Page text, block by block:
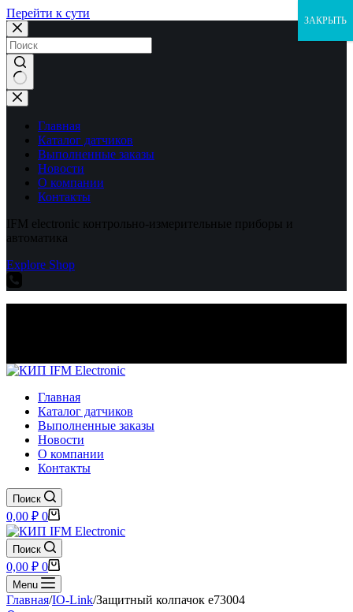
Перейти к сути
Ничего
не
найденоГлавная
Каталог датчиков
Выполненные заказы
Новости
О компании
Контакты
IFM electronic контрольно-измерительные приборы и
автоматика
Explore Shop
Главная
Каталог датчиков
Выполненные заказы
Новости
О компании
Контакты
Поиск
Корзина
0,00 ₽ 0
Поиск
Корзина
0,00 ₽ 0
Menu
Главная/IO-Link/Защитный колпачок e73004
ЗАКРЫТЬ